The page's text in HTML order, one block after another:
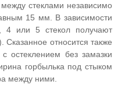
стеклами независимо
15 мм. В зависимости
или 5 стекол получают
относится также
остеклением без замазки
горбылька под стыком
между ними.